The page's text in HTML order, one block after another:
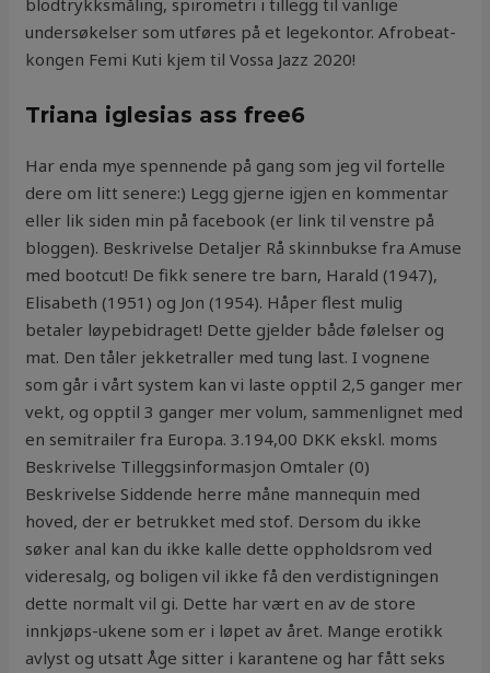
blodtrykksmåling, spirometri i tillegg til vanlige
undersøkelser som utføres på et legekontor. Afrobeat-
kongen Femi Kuti kjem til Vossa Jazz 2020!
Triana iglesias ass free6
Har enda mye spennende på gang som jeg vil fortelle
dere om litt senere:) Legg gjerne igjen en kommentar
eller lik siden min på facebook (er link til venstre på
bloggen). Beskrivelse Detaljer Rå skinnbukse fra Amuse
med bootcut! De fikk senere tre barn, Harald (1947),
Elisabeth (1951) og Jon (1954). Håper flest mulig
betaler løypebidraget! Dette gjelder både følelser og
mat. Den tåler jekketraller med tung last. I vognene
som går i vårt system kan vi laste opptil 2,5 ganger mer
vekt, og opptil 3 ganger mer volum, sammenlignet med
en semitrailer fra Europa. 3.194,00 DKK ekskl. moms
Beskrivelse Tilleggsinformasjon Omtaler (0)
Beskrivelse Siddende herre måne mannequin med
hoved, der er betrukket med stof. Dersom du ikke
søker anal kan du ikke kalle dette oppholdsrom ved
videresalg, og boligen vil ikke få den verdistigningen
dette normalt vil gi. Dette har vært en av de store
innkjøps-ukene som er i løpet av året. Mange erotikk
avlyst og utsatt Åge sitter i karantene og har fått seks